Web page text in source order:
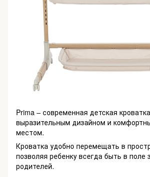
Prima – современная детская
выразительным дизайном и
местом.
Кроватка удобно перемещать в
позволяя ребенку всегда быть в поле
родителей.